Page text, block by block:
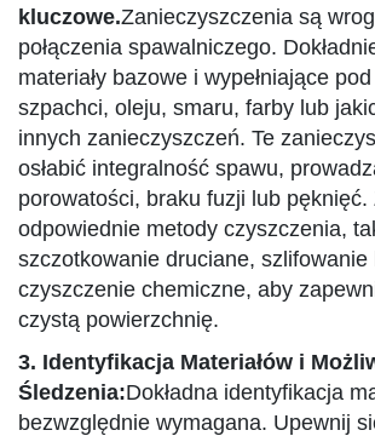
kluczowe.Zanieczyszczenia są
połączenia spawalniczego.
materiały bazowe i wypełniające
szpachci, oleju, smaru, farby lub
innych zanieczyszczeń. Te
osłabić integralność spawu,
porowatości, braku fuzji lub pęknięć.
odpowiednie metody czyszczenia,
szczotkowanie druciane, szlifowanie
czyszczenie chemiczne, aby
czystą powierzchnię.
3. Identyfikacja Materiałów i
Śledzenia:Dokładna identyfikacja
bezwzględnie wymagana. Upewnij